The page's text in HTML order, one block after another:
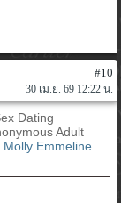
#10
30 เม.ย. 69 12:22 น.
Dating
Adult
Molly Emmeline